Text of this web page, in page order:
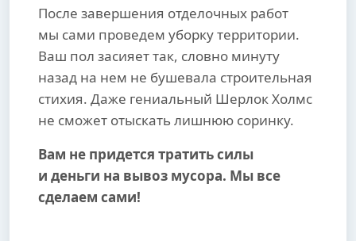
После завершения отделочных работ
мы сами проведем уборку территории.
Ваш пол засияет так, словно минуту
назад на нем не бушевала строительная
стихия. Даже гениальный Шерлок Холмс
не сможет отыскать лишнюю соринку.
Вам не придется тратить силы
и деньги на вывоз мусора. Мы все
сделаем сами!